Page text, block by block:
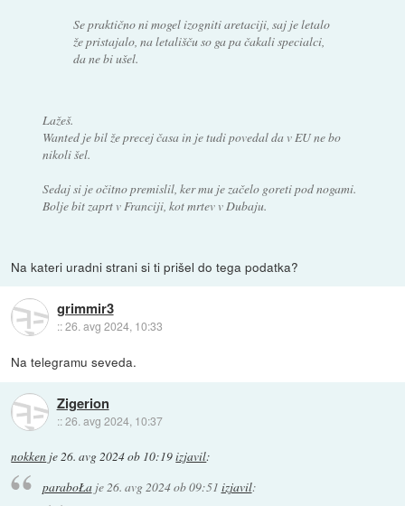
Se praktično ni mogel izogniti aretaciji, saj je letalo
že pristajalo, na letališču so ga pa čakali specialci,
da ne bi ušel.
Lažeš.
Wanted je bil že precej časa in je tudi povedal da v EU ne bo
nikoli šel.
Sedaj si je očitno premislil, ker mu je začelo goreti pod nogami.
Bolje bit zaprt v Franciji, kot mrtev v Dubaju.
Na kateri uradni strani si ti prišel do tega podatka?
grimmir3
::26. avg 2024, 10:33
Na telegramu seveda.
Zigerion
::26. avg 2024, 10:37
nokken je26. avg 2024 ob 10:19izjavil:
paraboŁaje 26. avg 2024 ob 09:51 izjavil: